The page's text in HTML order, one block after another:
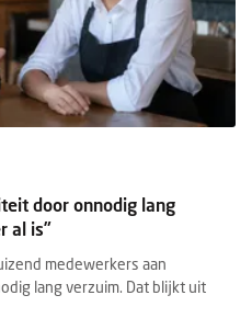
door onnodig lang
al is”
medewerkers aan
lang verzuim. Dat blijkt uit